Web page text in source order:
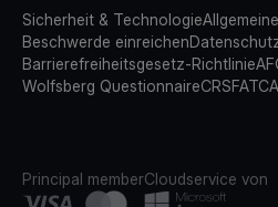
Sicherheit & Technologie
Beschwerde einreichen
Barrierefreiheitsgesetz-Richtlinie
Wolfsberg QuestionnaireCRSFATCA
Principal memberCloudservice von